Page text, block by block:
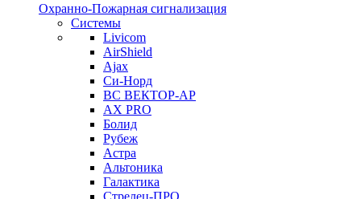
Охранно-Пожарная сигнализация
Системы
Livicom
AirShield
Ajax
Си-Норд
ВС ВЕКТОР-АР
AX PRO
Болид
Рубеж
Астра
Альтоника
Галактика
Стрелец-ПРО